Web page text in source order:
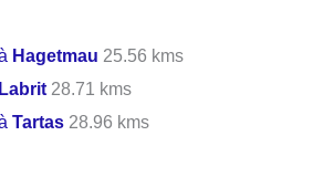
Hagetmau 25.56 kms
Labrit 28.71 kms
Tartas 28.96 kms